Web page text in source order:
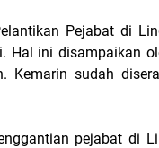
Pejabat di
Hal ini disampaikan
Kemarin sudah
pejabat di